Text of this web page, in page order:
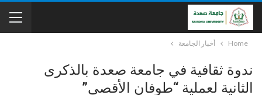
Home أخبار الجامعة
ندوة ثقافية في جامعة صعدة بالذكرى
الثانية لعملية “طوفان الأقصى”